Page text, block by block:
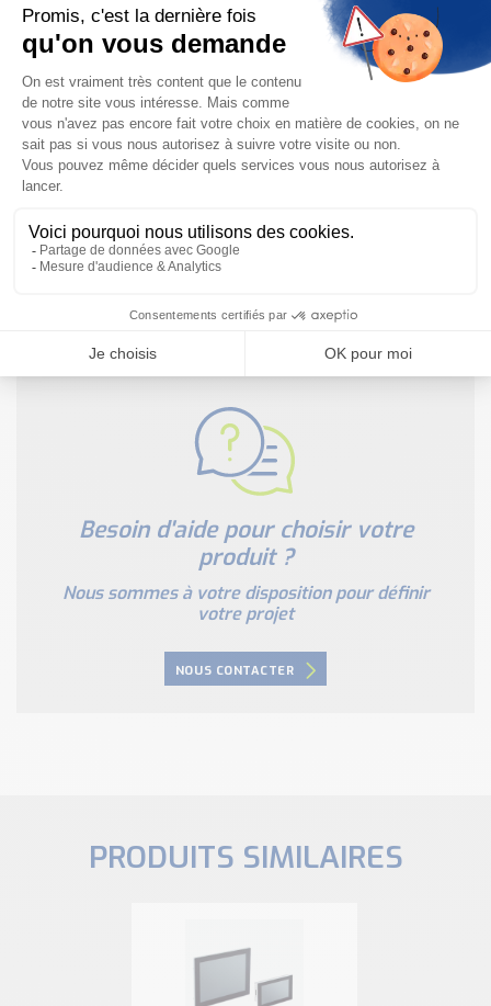
Référence: CDM490-0103, Num: 1026264
Référence: CDM420-0102, Num: 1026220
Besoin d'informations complémentaires ?
Notre documentation technique est à votre disposition
JE TÉLÉCHARGE
NOUS CONTACTER
Besoin d'aide pour choisir votre
produit ?
Nous sommes à votre disposition pour définir
votre projet
NOUS CONTACTER
PRODUITS SIMILAIRES